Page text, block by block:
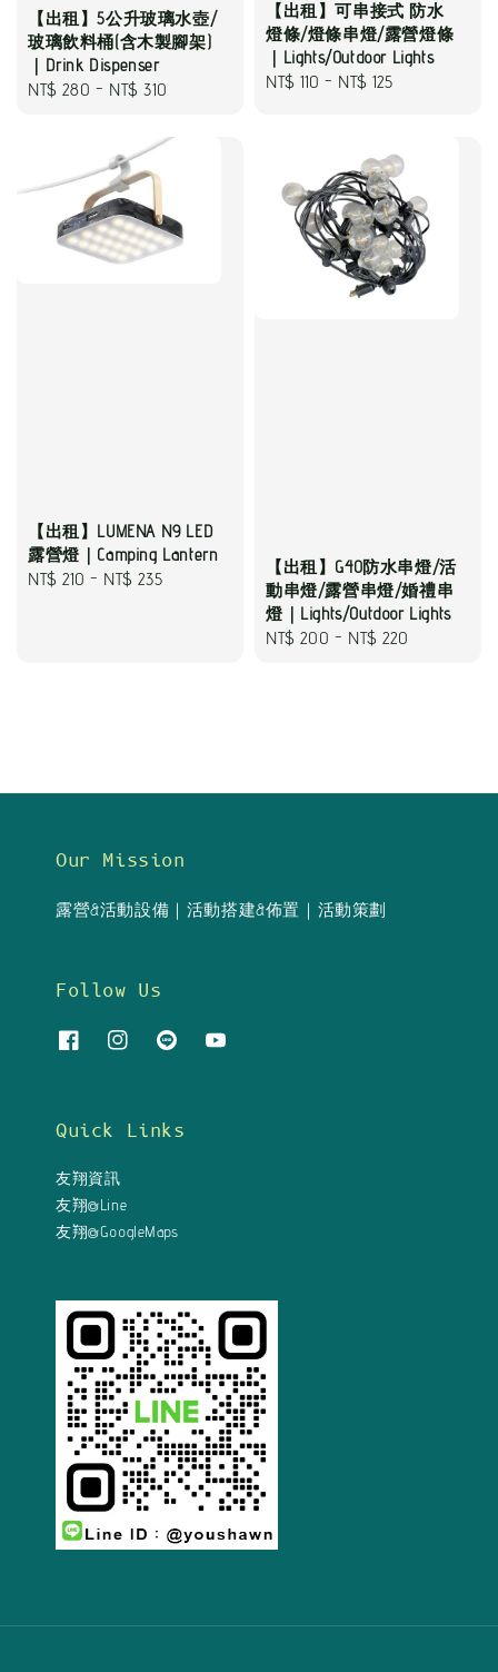
【出租】5公升玻璃水壺/
玻璃飲料桶(含木製腳架)
｜Drink Dispenser
Regular
NT$ 280 - NT$ 310
【出租】可串接式 防水
燈條/燈條串燈/露營燈條
｜Lights/Outdoor Lights
Regular
NT$ 110 - NT$ 125
【出租】LUMENA N9 LED
露營燈｜Camping Lantern
Regular
NT$ 210 - NT$ 235
【出租】G40防水串燈/活
動串燈/露營串燈/婚禮串
燈｜Lights/Outdoor Lights
Regular
NT$ 200 - NT$ 220
Our Mission
露營&活動設備｜活動搭建&佈置｜活動策劃
Follow Us
Quick Links
友翔資訊
友翔@Line
友翔@GoogleMaps